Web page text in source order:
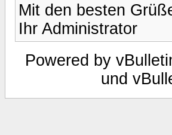
Mit den besten
Ihr Administrator
Powered by
und